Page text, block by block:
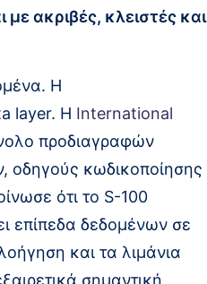
ακριβές, κλειστές και
Η
layer. Η International
προδιαγραφών
οδηγούς κωδικοποίησης
ότι το S-100
επίπεδα δεδομένων σε
και τα λιμάνια